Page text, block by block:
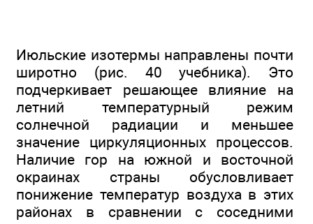
Июльские изотермы направлены почти
широтно (рис. 40 учебника). Это
подчеркивает решающее влияние на
летний температурный режим
солнечной радиации и меньшее
значение циркуляционных процессов.
Наличие гор на южной и восточной
окраинах страны обусловливает
понижение температур воздуха в этих
районах в сравнении с соседними